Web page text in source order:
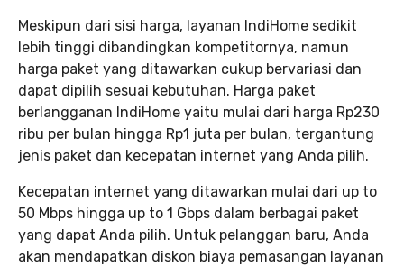
Meskipun dari sisi harga, layanan IndiHome sedikit
lebih tinggi dibandingkan kompetitornya, namun
harga paket yang ditawarkan cukup bervariasi dan
dapat dipilih sesuai kebutuhan. Harga paket
berlangganan IndiHome yaitu mulai dari harga Rp230
ribu per bulan hingga Rp1 juta per bulan, tergantung
jenis paket dan kecepatan internet yang Anda pilih.
Kecepatan internet yang ditawarkan mulai dari up to
50 Mbps hingga up to 1 Gbps dalam berbagai paket
yang dapat Anda pilih. Untuk pelanggan baru, Anda
akan mendapatkan diskon biaya pemasangan layanan